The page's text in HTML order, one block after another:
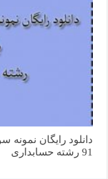
91 رشته حسابداری